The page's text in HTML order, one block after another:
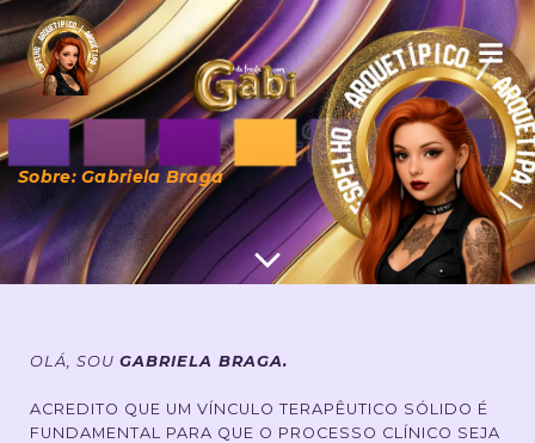
Sobre: Gabriela Braga
OLÁ, SOU GABRIELA BRAGA.
ACREDITO QUE UM VÍNCULO TERAPÊUTICO SÓLIDO É
FUNDAMENTAL PARA QUE O PROCESSO CLÍNICO SEJA